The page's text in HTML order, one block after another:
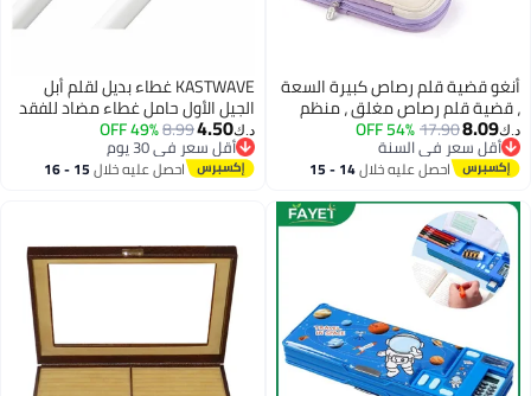
أنغو قضية قلم رصاص كبيرة السعة
، قضية قلم رصاص مغلق ، منظم
القرطاسية ، مكتب كلية مدرسة
قضية قلم رصاص كبيرة السعة
كيس تخزين ، هدية للأولاد والبنات
د.ك‏8.09
17.90
54% OFF
أقل سعر في السنة
أقل سعر في السنة
احصل عليه خلال 14 - 15
KASTWAVE غطاء بديل لقلم أبل
الجيل الأول حامل غطاء مضاد للفقد
حزام سيليكون واقي غطاء
عبوات أبيض وردي أخضر
د.ك‏4.50
8.99
49% OFF
أقل سعر في 30 يوم
أقل سعر في 30 يوماحصل عليه خلال 15 - 16